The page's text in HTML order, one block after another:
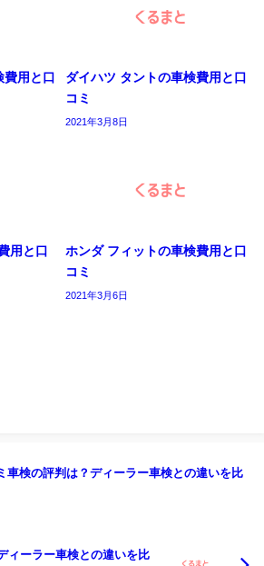
費用と口
ダイハツ タントの車検費用と口
コミ
2021年3月8日
用と口
ホンダ フィットの車検費用と口
コミ
2021年3月6日
車検の評判は？ディーラー車検との違いを比
ィーラー車検との違いを比